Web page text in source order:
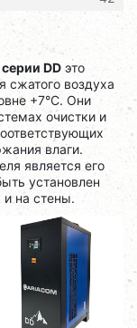
DDэто
сжатого воздуха
+7°С. Они
очистки и
влаги.
является его
установлен
и на стены.